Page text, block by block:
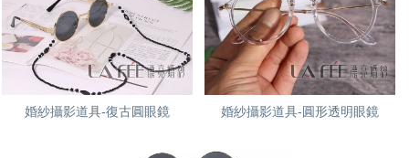
婚紗攝影道具-復古圓眼鏡 婚紗攝影道具-圓形透明眼鏡